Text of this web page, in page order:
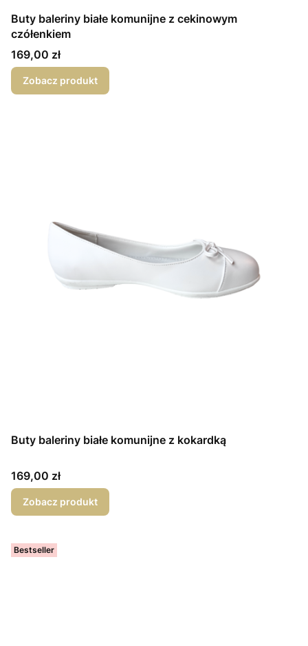
Buty baleriny białe komunijne z cekinowym
czółenkiem
Cena
169,00 zł
Zobacz produkt
Buty baleriny białe komunijne z kokardką
Cena
169,00 zł
Zobacz produkt
Bestseller